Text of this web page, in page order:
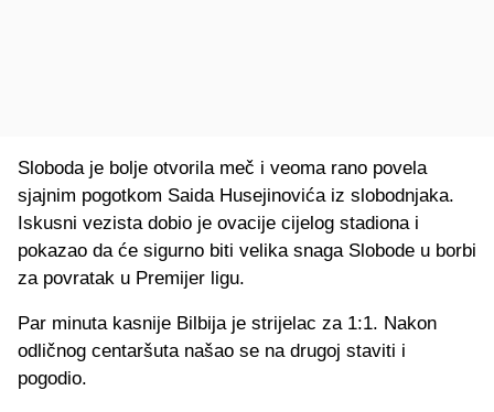
Sloboda je bolje otvorila meč i veoma rano povela
sjajnim pogotkom Saida Husejinovića iz slobodnjaka.
Iskusni vezista dobio je ovacije cijelog stadiona i
pokazao da će sigurno biti velika snaga Slobode u borbi
za povratak u Premijer ligu.
Par minuta kasnije Bilbija je strijelac za 1:1. Nakon
odličnog centaršuta našao se na drugoj staviti i
pogodio.